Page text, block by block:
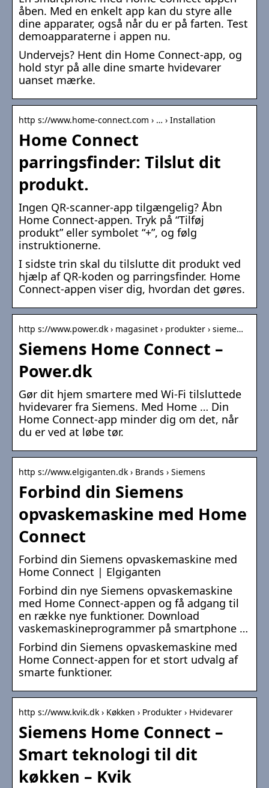
åben. Med en enkelt app kan du styre alle
dine apparater, også når du er på farten. Test
demoapparaterne i appen nu.
Undervejs? Hent din Home Connect-app, og
hold styr på alle dine smarte hvidevarer
uanset mærke.
http s://www.home-connect.com › … › Installation
Home Connect
parringsfinder: Tilslut dit
produkt.
Ingen QR-scanner-app tilgængelig? Åbn
Home Connect-appen. Tryk på “Tilføj
produkt” eller symbolet “+”, og følg
instruktionerne.
I sidste trin skal du tilslutte dit produkt ved
hjælp af QR-koden og parringsfinder. Home
Connect-appen viser dig, hvordan det gøres.
http s://www.power.dk › magasinet › produkter › sieme…
Siemens Home Connect –
Power.dk
Gør dit hjem smartere med Wi-Fi tilsluttede
hvidevarer fra Siemens. Med Home … Din
Home Connect-app minder dig om det, når
du er ved at løbe tør.
http s://www.elgiganten.dk › Brands › Siemens
Forbind din Siemens
opvaskemaskine med Home
Connect
Forbind din Siemens opvaskemaskine med
Home Connect | Elgiganten
Forbind din nye Siemens opvaskemaskine
med Home Connect-appen og få adgang til
en række nye funktioner. Download
vaskemaskineprogrammer på smartphone …
Forbind din Siemens opvaskemaskine med
Home Connect-appen for et stort udvalg af
smarte funktioner.
http s://www.kvik.dk › Køkken › Produkter › Hvidevarer
Siemens Home Connect –
Smart teknologi til dit
køkken – Kvik